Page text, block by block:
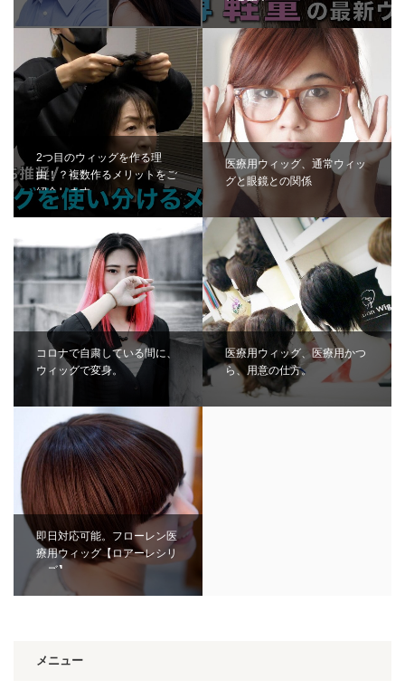
します！
2つ目のウィッグを作る理
由！？複数作るメリットをご
紹介します
医療用ウィッグ、通常ウィッ
グと眼鏡との関係
コロナで自粛している間に、
ウィッグで変身。
医療用ウィッグ、医療用かつ
ら、用意の仕方。
即日対応可能。フローレン医
療用ウィッグ【ロアーレシリ
ーズ】
メニュー